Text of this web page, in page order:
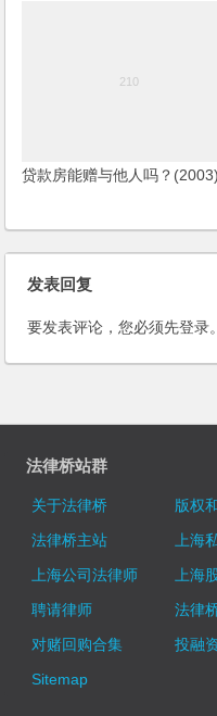
贷款房能赠与他人吗？(2003)
发表回复
要发表评论，您必须先登录。
法律桥站群
关于法律桥 版权
法律桥主站
上海
上海公司法律师
上海
聘请律师
法律
对赌回购合集
投融
Sitemap